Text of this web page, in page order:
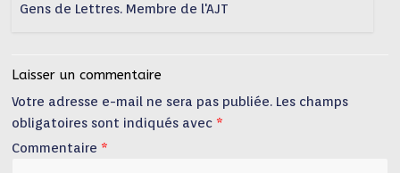
Gens de Lettres. Membre de l'AJT
Laisser un commentaire
Votre adresse e-mail ne sera pas publiée. Les champs
obligatoires sont indiqués avec *
Commentaire *